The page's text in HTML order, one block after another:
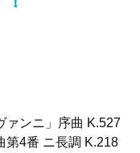
ァンニ」序曲 K.527
第4番 ニ長調 K.218